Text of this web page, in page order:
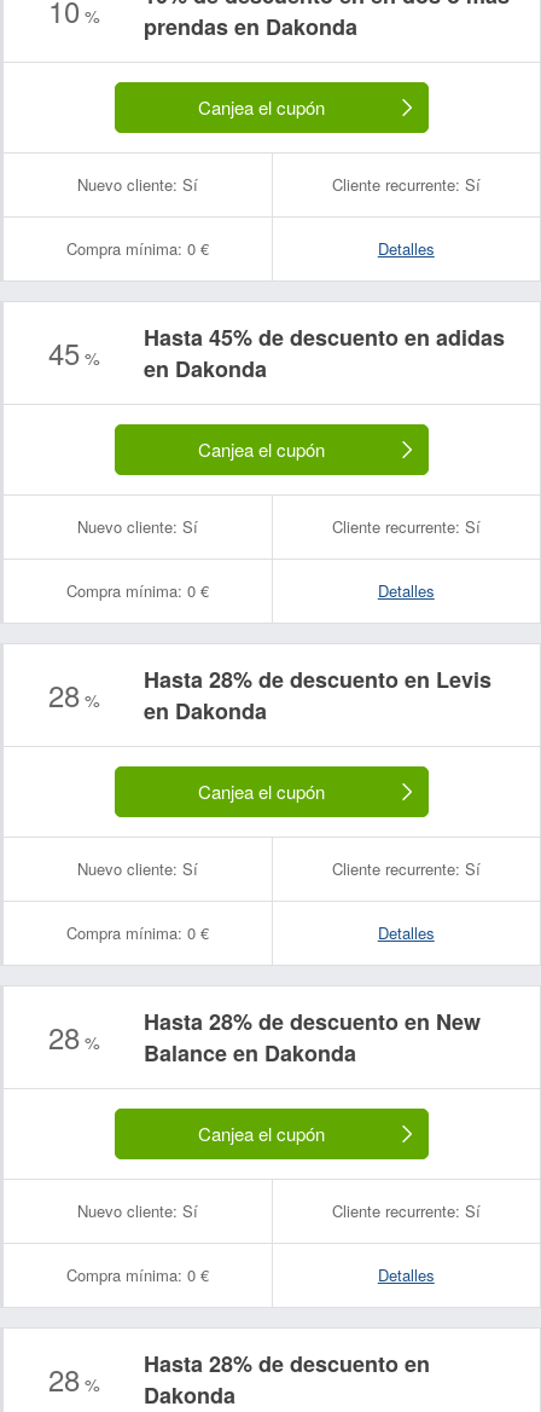
10 %
prendas en Dakonda
Canjea el cupón
Nuevo cliente: Sí Cliente recurrente: Sí
Compra mínima: 0 € Detalles
45 %
Hasta 45% de descuento en adidas
en Dakonda
Canjea el cupón
Nuevo cliente: Sí Cliente recurrente: Sí
Compra mínima: 0 € Detalles
28 %
Hasta 28% de descuento en Levis
en Dakonda
Canjea el cupón
Nuevo cliente: Sí Cliente recurrente: Sí
Compra mínima: 0 € Detalles
28 %
Hasta 28% de descuento en New
Balance en Dakonda
Canjea el cupón
Nuevo cliente: Sí Cliente recurrente: Sí
Compra mínima: 0 € Detalles
28 %
Hasta 28% de descuento en
Dakonda